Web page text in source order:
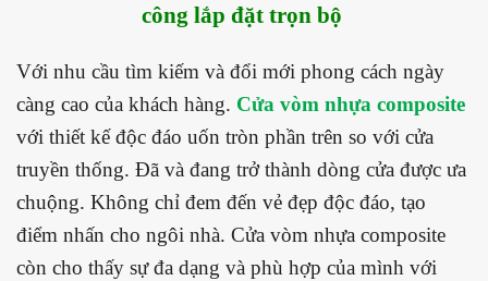
công lắp đặt trọn bộ
Với nhu cầu tìm kiếm và đổi mới phong cách ngày
càng cao của khách hàng. Cửa vòm nhựa composite
với thiết kế độc đáo uốn tròn phần trên so với cửa
truyền thống. Đã và đang trở thành dòng cửa được ưa
chuộng. Không chỉ đem đến vẻ đẹp độc đáo, tạo
điểm nhấn cho ngôi nhà. Cửa vòm nhựa composite
còn cho thấy sự đa dạng và phù hợp của mình với